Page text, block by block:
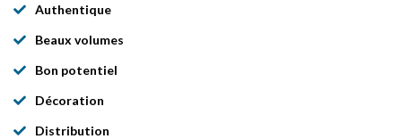
Authentique
Beaux volumes
Bon potentiel
Décoration
Distribution